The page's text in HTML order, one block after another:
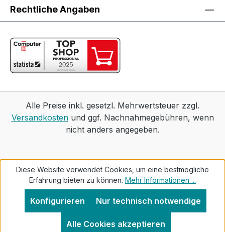
Rechtliche Angaben
Alle Preise inkl. gesetzl. Mehrwertsteuer zzgl.
Versandkostenund ggf. Nachnahmegebühren, wenn
nicht anders angegeben.
Diese Website verwendet Cookies, um eine bestmögliche
Erfahrung bieten zu können. Mehr Informationen ...
Nur technisch notwendige
Konfigurieren
Alle Cookies akzeptieren